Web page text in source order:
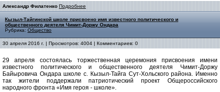
Александр Филатенко Подробнее
Кызыл-Тайгинской школе присвоено имя известного политического и
общественного деятеля Чимит-Доржу Ондара
Рубрика: Общество
30 апреля 2016 г. | Просмотров: 4004 | Комментариев: 0
29 апреля состоялась торжественная церемония присвоения имени
известного политического и общественного деятеля Чимит-Доржу
Байыровича Ондара школе с. Кызыл-Тайга Сут-Хольского района. Именно
так жители поддержали патриотический проект Общероссийского
народного фронта «Имя героя - школе».